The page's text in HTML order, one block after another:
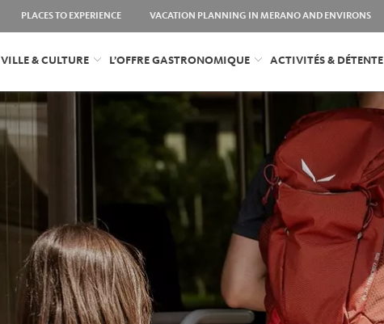
PLACES TO EXPERIENCE VACATION PLANNING IN MERANO AND ENVIRONS
VILLE & CULTURE L’OFFRE GASTRONOMIQUE ACTIVITÉS & DÉTENTE